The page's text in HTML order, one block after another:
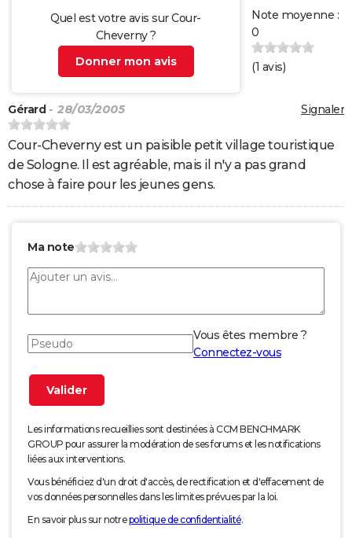
Quel est votre avis sur Cour-
Cheverny ?
Donner mon avis
Note moyenne :
0
(1 avis)
Signaler
Gérard - 28/03/2005
Cour-Cheverny est un paisible petit village touristique
de Sologne. Il est agréable, mais il n'y a pas grand
chose à faire pour les jeunes gens.
Ma note
Vous êtes membre ?
Connectez-vous
Les informations recueillies sont destinées à CCM BENCHMARK
GROUP pour assurer la modération de ses forums et les notifications
liées aux interventions.
Vous bénéficiez d'un droit d'accès, de rectification et d'effacement de
vos données personnelles dans les limites prévues par la loi.
En savoir plus sur notrepolitique de confidentialité.